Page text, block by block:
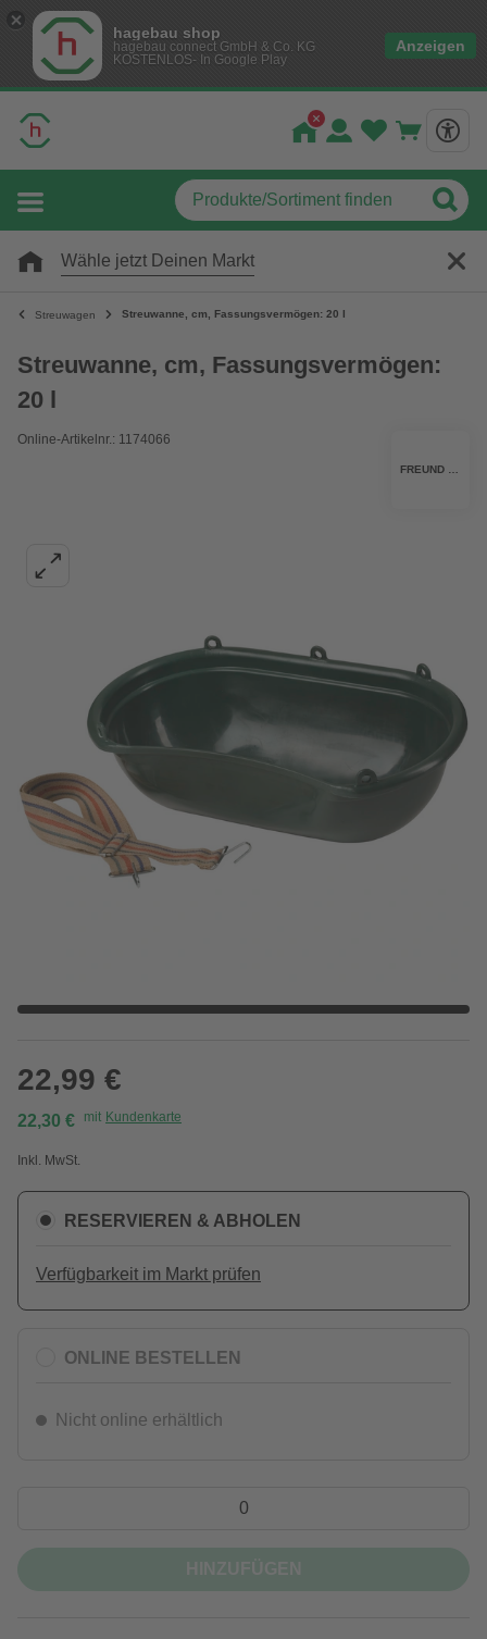
hagebau shop
hagebau connect GmbH & Co. KG
KOSTENLOS- In Google Play
Anzeigen
Wähle jetzt Deinen Markt
Streuwagen Streuwanne, cm, Fassungsvermögen: 20 l
Streuwanne, cm, Fassungsvermögen:
20 l
Online-Artikelnr.: 1174066
22,99 €
22,30 € mit Kundenkarte
Inkl. MwSt.
RESERVIEREN & ABHOLEN
Verfügbarkeit im Markt prüfen
ONLINE BESTELLEN
Nicht online erhältlich